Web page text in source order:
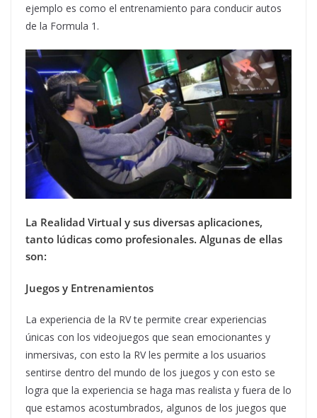
ejemplo es como el entrenamiento para conducir autos
de la Formula 1.
La Realidad Virtual y sus diversas aplicaciones,
tanto lúdicas como profesionales. Algunas de ellas
son:
Juegos y Entrenamientos
La experiencia de la RV te permite crear experiencias
únicas con los videojuegos que sean emocionantes y
inmersivas, con esto la RV les permite a los usuarios
sentirse dentro del mundo de los juegos y con esto se
logra que la experiencia se haga mas realista y fuera de lo
que estamos acostumbrados, algunos de los juegos que